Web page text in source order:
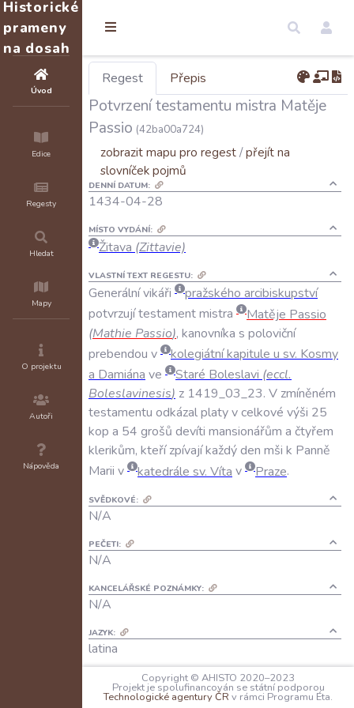
Historické
prameny
na dosah
Úvod
Edice
Regesty
Hledat
Mapy
O projektu
Autoři
Nápověda
Regest Přepis
Potvrzení testamentu mistra Matěje
Passio (42ba00a724)
zobrazit mapu pro regest/přejít na
slovníček pojmů
DENNÍ DATUM:
1434-04-28
MÍSTO VYDÁNÍ:
Žitava (Zittavie)
VLASTNÍ TEXT REGESTU:
Generálnívikáři pražského arcibiskupství
potvrzujítestamentmistra Matěje Passio
(Mathie Passio), kanovníka s poloviční
prebendou v kolegiátníkapitule u sv. Kosmy
a Damiána ve Staré Boleslavi (eccl.
Boleslavinesis) z 1419_03_23. V zmíněném
testamentu odkázalplatyvcelkové výši 25
kop a 54 grošů devíti mansionářům a čtyřem
klerikům, kteří zpívajíkaždýden mši k Panně
Marii v katedrále sv. Víta v Praze.
SVĚDKOVÉ:
N/A
PEČETI:
N/A
KANCELÁŘSKÉ POZNÁMKY:
N/A
JAZYK:
latina
FORMA DOCHOVÁNÍ:
A: N/A
Copyright © AHISTO 2020–2023
Projekt je spolufinancován se státní podporou
Technologické agentury ČR v rámci Programu Éta.